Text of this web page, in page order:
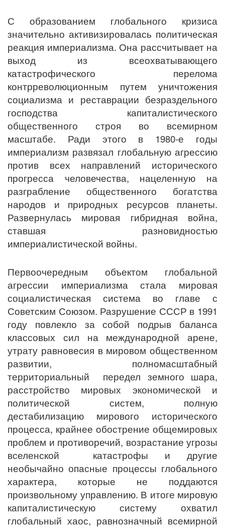
С образованием глобального кризиса
значительно активизировалась политическая
реакция империализма. Она рассчитывает на
выход из всеохватывающего
катастрофического перелома
контрреволюционным путем уничтожения
социализма и реставрации безраздельного
господства капиталистического
общественного строя во всемирном
масштабе. Ради этого в 1980-е годы
империализм развязал глобальную агрессию
против всех направлений исторического
прогресса человечества, нацеленную на
разграбление общественного богатства
народов и природных ресурсов планеты.
Развернулась мировая гибридная война,
ставшая разновидностью
империалистической войны.
Первоочередным объектом глобальной
агрессии империализма стала мировая
социалистическая система во главе с
Советским Союзом. Разрушение СССР в 1991
году повлекло за собой подрыв баланса
классовых сил на международной арене,
утрату равновесия в мировом общественном
развитии, полномасштабный
территориальный передел земного шара,
расстройство мировых экономической и
политической систем, полную
дестабилизацию мирового исторического
процесса, крайнее обострение общемировых
проблем и противоречий, возрастание угрозы
вселенской катастрофы и другие
необычайно опасные процессы глобального
характера, которые не поддаются
произвольному управлению. В итоге мировую
капиталистическую систему охватил
глобальный хаос, равнозначный всемирной